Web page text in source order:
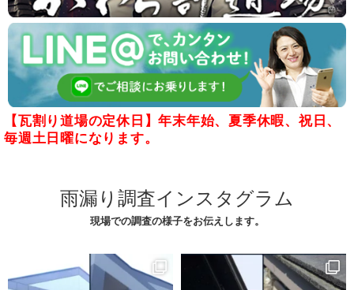
【瓦割り道場の定休日】年末年始、夏季休暇、祝日、
毎週土日曜になります。
雨漏り調査インスタグラム
現場での調査の様子をお伝えします。